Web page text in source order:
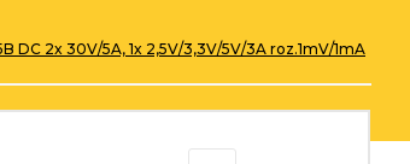
DC 2x 30V/5A, 1x 2,5V/3,3V/5V/3A roz.1mV/1mA